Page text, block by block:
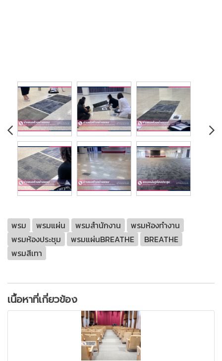
พรม พรมแผ่น พรมสำนักงาน
พรมห้องทำงาน
พรมห้องประชุม
พรมแผ่นBREATHE
BREATHE
พรมสีเทา
เนื้อหาที่เกี่ยวข้อง